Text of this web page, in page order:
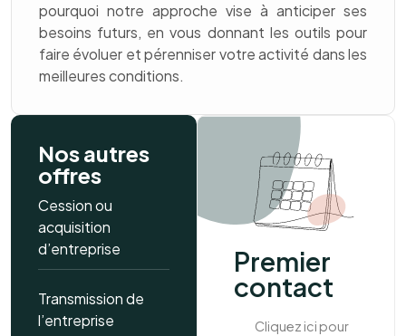
pourquoi notre approche vise à anticiper ses
besoins futurs, en vous donnant les outils pour
faire évoluer et pérenniser votre activité dans les
meilleures conditions.
Nos autres
offres
Cession ou
acquisition
d’entreprise
Transmission de
l’entreprise
Premier
contact
Cliquez ici pour